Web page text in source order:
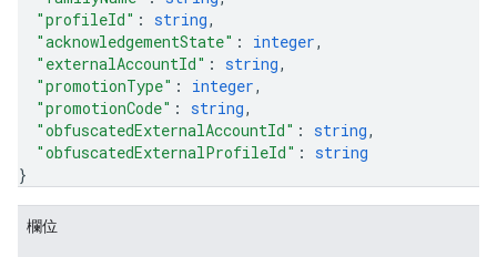
"profileId" : string,
"acknowledgementState" : integer,
"externalAccountId" : string,
"promotionType" : integer,
"promotionCode" : string,
"obfuscatedExternalAccountId" : string,
"obfuscatedExternalProfileId" : string
}
欄位